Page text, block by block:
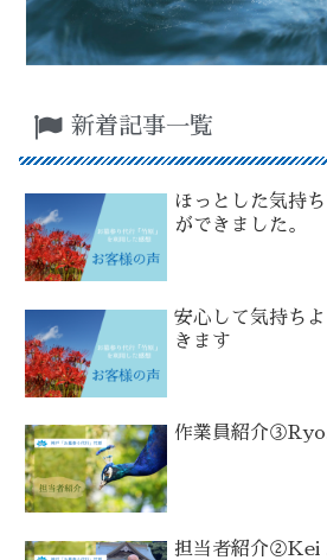
新着記事一覧
ほっとした気持
ができました。
安心して気持ち
きます
作業員紹介
担当者紹介②Kei